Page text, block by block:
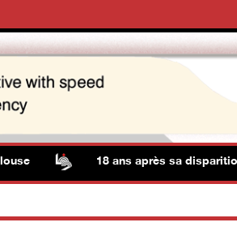
18 ans après sa disparition,